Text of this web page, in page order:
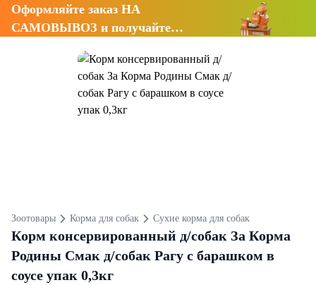
Оформляйте заказ НА
САМОВЫВОЗ и получайте
Зоотовары Корма для собак Сухие корма для собак
Корм консервированный д/собак За Корма
Родины Смак д/собак Рагу с барашком в
соусе упак 0,3кг